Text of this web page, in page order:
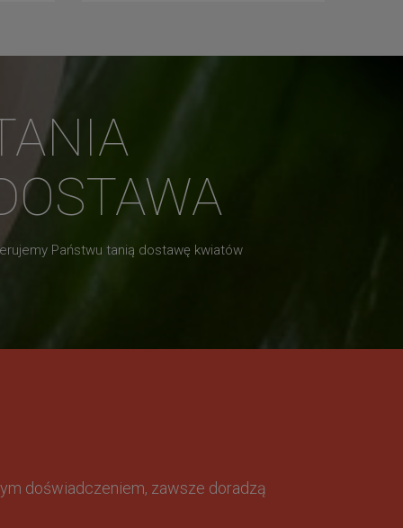
Państwu tanią dostawę kwiatów
doświadczeniem, zawsze doradzą